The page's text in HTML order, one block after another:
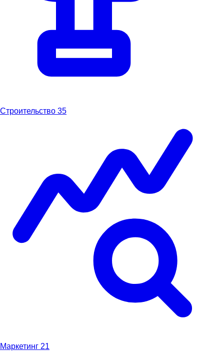
Строительство 35
Маркетинг 21